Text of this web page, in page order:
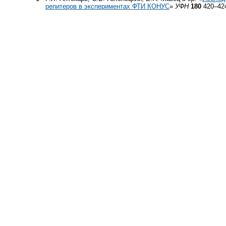
репитеров в экспериментах ФТИ КОНУС» УФН 180